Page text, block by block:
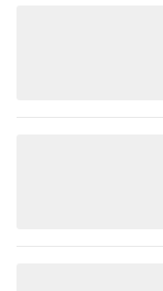
해 첫 번째 불꽃을 지
입시켰다. 누구나 쉽게
장 기반을 구축했으며,
에 달했으며, 커뮤니티
Asset Association 등
티 기반을 탄탄히 다
사용자 규모가 빠르게
1.1 업그레이드 버전
는 150만 명에 도달하
식 발표하는 내용입니
관련 상장 법인은 관
련 법규에 따라, 본 청
하지 않을 경우, 청산